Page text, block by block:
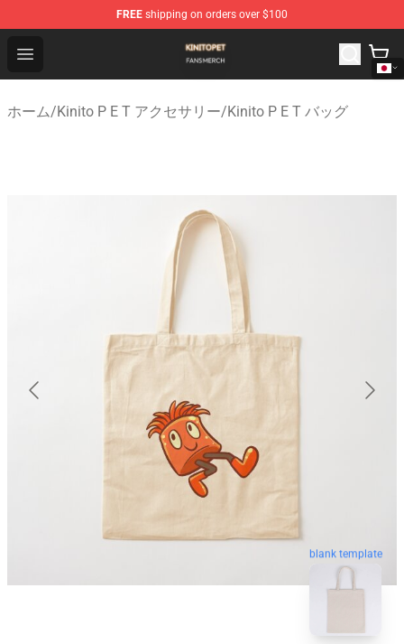
FREE shipping on orders over $100
Open menu
Kinito P E T Shop - Official Kinito P E T Merchandise
ホーム/Kinito P E T アクセサリー/Kinito P E T バッグ
blank template